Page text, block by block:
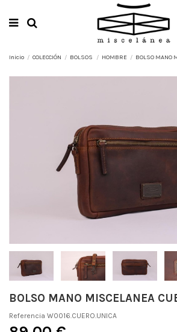
Inicio COLECCIÓN BOLSOS HOMBRE BOLSO MANO
BOLSO MANO MISCELANEA
Referencia W0016.CUERO.UNICA